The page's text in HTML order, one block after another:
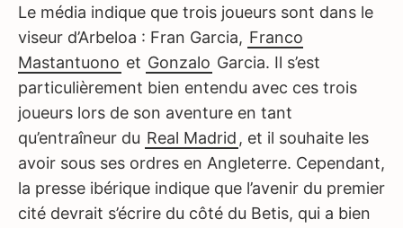
Le média indique que trois joueurs sont dans le
viseur d’Arbeloa : Fran Garcia, Franco
Mastantuono et Gonzalo Garcia. Il s’est
particulièrement bien entendu avec ces trois
joueurs lors de son aventure en tant
qu’entraîneur du Real Madrid , et il souhaite les
avoir sous ses ordres en Angleterre. Cependant,
la presse ibérique indique que l’avenir du premier
cité devrait s’écrire du côté du Betis, qui a bien